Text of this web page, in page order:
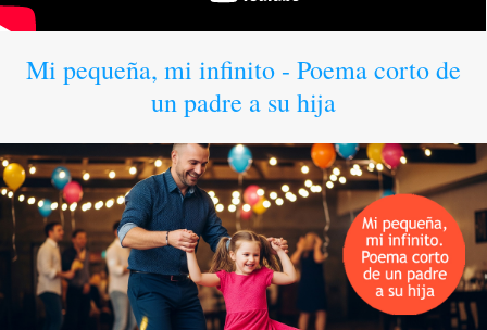
Mi pequeña, mi infinito - Poema corto de
un padre a su hija